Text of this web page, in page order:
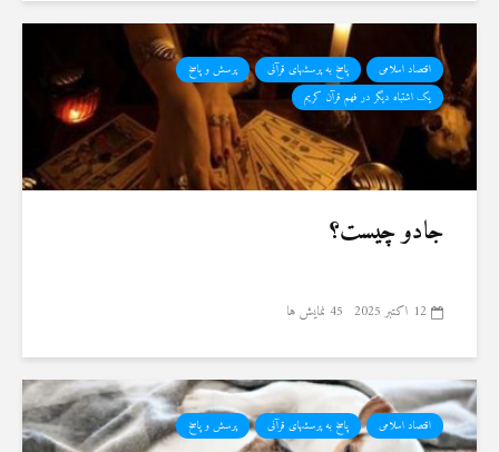
اقتصاد اسلامی پاسخ به پرسشهای قرآنی
پرسش و پاسخ
یک اشتباه دیگر در فهم قرآن کریم
جادو چیست؟
12 اکتبر 2025 45 نمایش ها
اقتصاد اسلامی پاسخ به پرسشهای قرآنی پرسش و پاسخ